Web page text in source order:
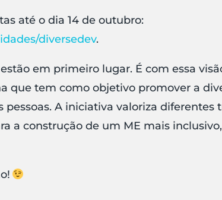
até o dia 14 de outubro:
diversedev.
estão em primeiro lugar. É com essa
que tem como objetivo promover a
pessoas. A iniciativa valoriza diferentes
a construção de um ME mais